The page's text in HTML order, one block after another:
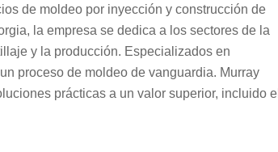
de moldeo por inyección y construcción de
la empresa se dedica a los sectores de la
y la producción. Especializados en
proceso de moldeo de vanguardia. Murray
prácticas a un valor superior, incluido el